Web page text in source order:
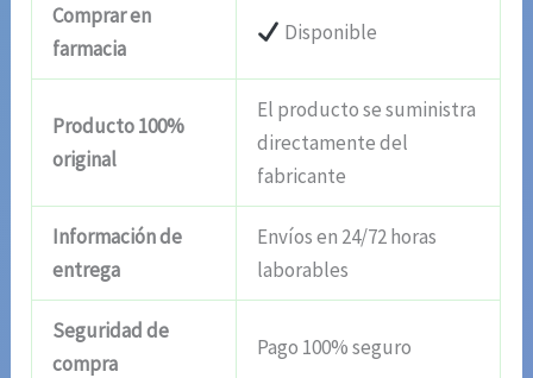
Comprar en
farmacia
Disponible
Producto 100%
original
El producto se suministra
directamente del
fabricante
Información de
entrega
Envíos en 24/72 horas
laborables
Seguridad de
compra
Pago 100% seguro